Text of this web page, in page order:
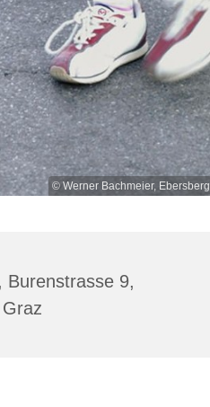
© Werner Bachmeier, Ebersberg
Burenstrasse 9,